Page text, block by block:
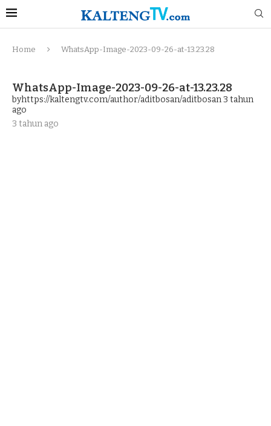
Home WhatsApp-Image-2023-09-26-at-13.23.28
WhatsApp-Image-2023-09-26-at-13.23.28
byhttps://kaltengtv.com/author/aditbosan/aditbosan3 tahun
ago
3 tahun ago